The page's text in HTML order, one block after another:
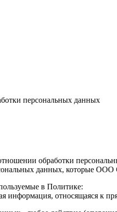
персональных данных
обработки
данных, которые
в Политике:
информация, относящаяся к